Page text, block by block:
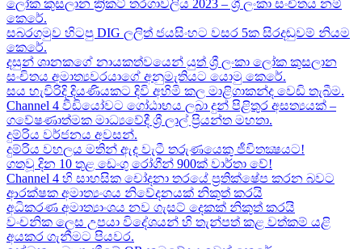
ලෝක කුසලාන ක්‍රිකට් තරගාවලිය 2023 – ශ්‍රී ලංකා සංචිතය නම්
කෙරේ​.
සබරගමුව හිටපු DIG ලලිත් ජයසිංහට වසර 5ක සිරදඬුවම් නියම
කෙරේ.
දසුන් ශානකගේ නායකත්වයෙන් යුත් ශ්‍රී ලංකා ලෝක කුසලාන
සංචිතය අමාත්‍යවරයාගේ අනුමැතියට​ යොමු කෙරේ.
සය හැවිරිදි දියණියකට දිවි අහිමි කල මාළිගාකන්ද වෙඩි තැබීම​.
Channel 4 වීඩියෝවට ගෝඨාභය ලබා දුන් පිළිතුර අසත්‍යයක් –
ගවේෂණාත්මක මාධ්‍යවේදී ශ්‍රී ලාල් ප්‍රියන්ත මහතා.
දුම්රිය වර්ජනය අවසන්.
දුම්රිය වහලය මතින් ඇද​ වැටී තරුණයෙකු ජීවිතක්‍ෂයට​!
ගතවූ දින 10 තුළ ඩෙංගු රෝගීන් 900ක් වාර්තා වේ!
Channel 4 හි සාහසික චෝදනා තරයේ ප්‍රතික්ෂේප කරන බවට
ආරක්ෂක අමාත්‍යංශය නිවේදනයක් නිකුත් කරයි
අධිකරණ අමාත්‍යාංශය නව ගැසට් දෙකක් නිකුත් කරයි
වංචනික ලෙස උපයා විදේශයන් හි තැන්පත් කළ​ වත්කම් යළි
අයකර ගැනීමට පියවර​.